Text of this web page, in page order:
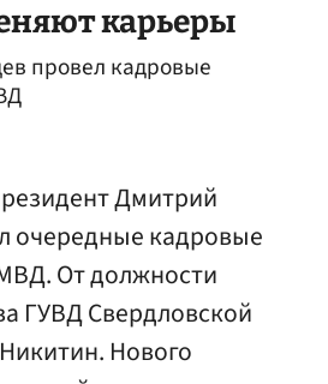
карьеры
провел кадровые
Дмитрий
очередные кадровые
От должности
ГУВД Свердловской
Нового